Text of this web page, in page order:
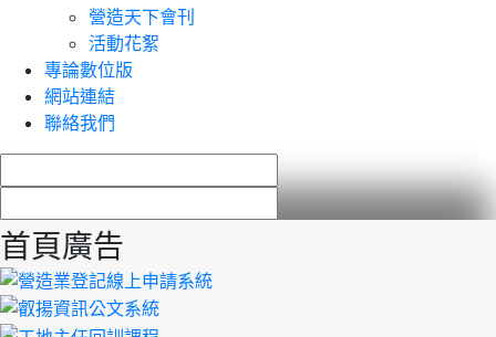
營造天下會刊
活動花絮
專論數位版
網站連結
聯絡我們
首頁廣告